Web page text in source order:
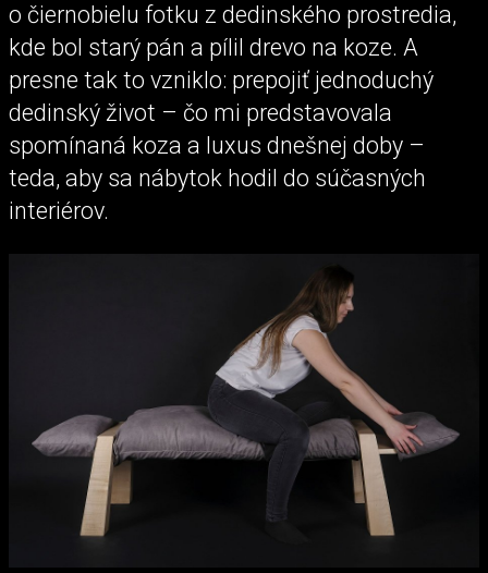
o čiernobielu fotku z dedinského prostredia,
kde bol starý pán a pílil drevo na koze. A
presne tak to vzniklo: prepojiť jednoduchý
dedinský život – čo mi predstavovala
spomínaná koza a luxus dnešnej doby –
teda, aby sa nábytok hodil do súčasných
interiérov.